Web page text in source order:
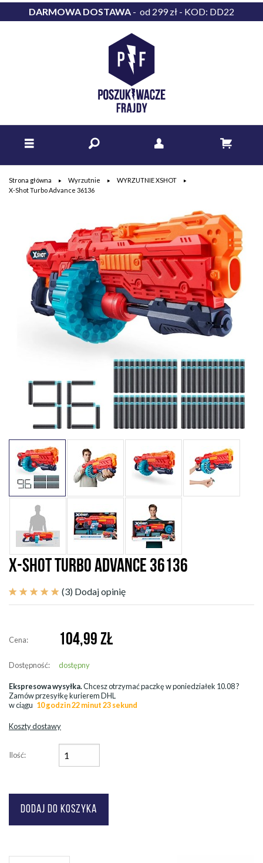
DARMOWA DOSTAWA - od 299 zł - KOD: DD22
Strona główna Wyrzutnie
WYRZUTNIE XSHOT
X-Shot Turbo Advance 36136
X-SHOT TURBO ADVANCE 36136
(3) Dodaj opinię
Cena: 104,99 ZŁ
Dostępność: dostępny
Ekspresowa wysyłka.Chcesz otrzymać paczkę wponiedziałek 10.08?
Zamów przesyłkę kurierem DHL
w ciągu 10 godzin 22 minut 21 sekund
Koszty dostawy
Ilość: